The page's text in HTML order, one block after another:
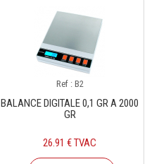
Ref : B2
BALANCE DIGITALE 0,1 GR A 2000
GR
26.91 € TVAC